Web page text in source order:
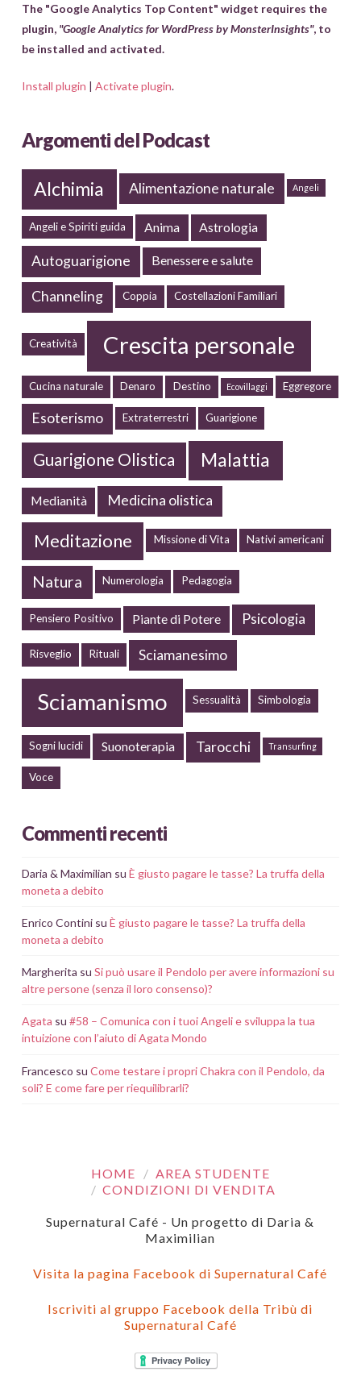
The "Google Analytics Top Content" widget requires the
plugin, "Google Analytics for WordPress by MonsterInsights", to
be installed and activated.
Install plugin | Activate plugin.
Argomenti del Podcast
Alchimia Alimentazione naturale Angeli
Angeli e Spiriti guida Anima Astrologia
Autoguarigione Benessere e salute
Channeling Coppia Costellazioni Familiari
Creatività Crescita personale
Cucina naturale Denaro Destino Ecovillaggi Eggregore
Esoterismo Extraterrestri Guarigione
Guarigione Olistica Malattia
Medianità Medicina olistica
Meditazione Missione di Vita Nativi americani
Natura Numerologia Pedagogia
Pensiero Positivo Piante di Potere Psicologia
Risveglio Rituali Sciamanesimo
Sciamanismo Sessualità Simbologia
Sogni lucidi Suonoterapia Tarocchi Transurfing
Voce
Commenti recenti
Daria & Maximilian su È giusto pagare le tasse? La truffa della
moneta a debito
Enrico Continisu È giusto pagare le tasse? La truffa della
moneta a debito
Margherita su Si può usare il Pendolo per avere informazioni su
altre persone (senza il loro consenso)?
Agata su #58 – Comunica con i tuoi Angeli e sviluppa la tua
intuizione con l’aiuto di Agata Mondo
Francesco su Come testare i propri Chakra con il Pendolo, da
soli? E come fare per riequilibrarli?
HOME
AREA STUDENTE
CONDIZIONI DI VENDITA
Supernatural Café - Un progetto di Daria &
Maximilian
Visita la pagina Facebook di Supernatural Café
Iscriviti al gruppo Facebook della Tribù di
Supernatural Café